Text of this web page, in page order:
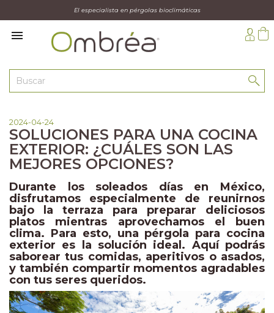
El especialista en pérgolas bioclimáticas

SOLUCIONES PARA UNA COCINA
EXTERIOR: ¿CUÁLES SON LAS
MEJORES OPCIONES?
2024-04-24
Durante los soleados días en México,
disfrutamos especialmente de reunirnos
bajo la terraza para preparar deliciosos
platos mientras aprovechamos el buen
clima. Para esto, una pérgola para cocina
exterior es la solución ideal. Aquí podrás
saborear tus comidas, aperitivos o asados,
y también compartir momentos agradables
con tus seres queridos.